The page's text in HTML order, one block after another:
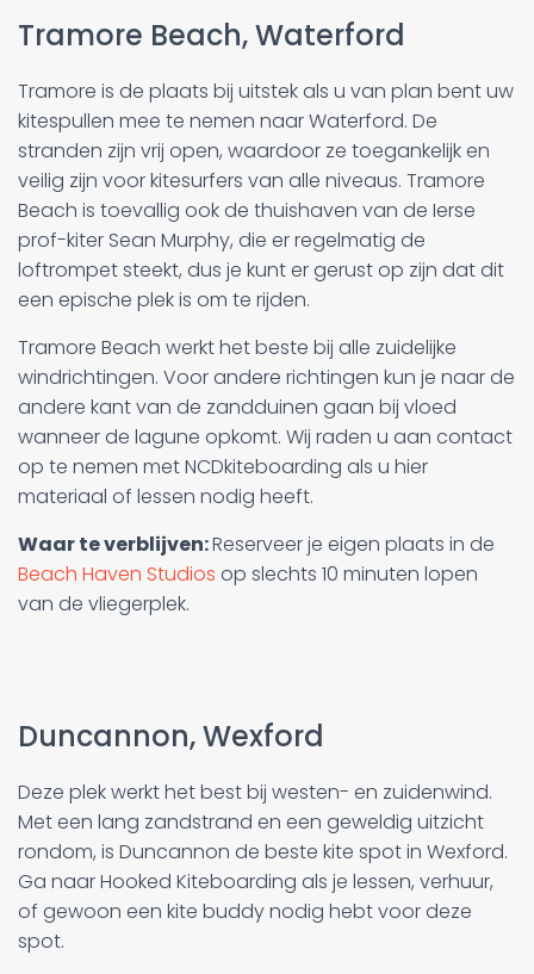
Tramore Beach, Waterford
Tramore is de plaats bij uitstek als u van plan bent uw
kitespullen mee te nemen naar Waterford. De
stranden zijn vrij open, waardoor ze toegankelijk en
veilig zijn voor kitesurfers van alle niveaus. Tramore
Beach is toevallig ook de thuishaven van de Ierse
prof-kiter Sean Murphy, die er regelmatig de
loftrompet steekt, dus je kunt er gerust op zijn dat dit
een epische plek is om te rijden.
Tramore Beach werkt het beste bij alle zuidelijke
windrichtingen. Voor andere richtingen kun je naar de
andere kant van de zandduinen gaan bij vloed
wanneer de lagune opkomt. Wij raden u aan contact
op te nemen met NCDkiteboarding als u hier
materiaal of lessen nodig heeft.
Waar te verblijven:Reserveer je eigen plaats in de
Beach Haven Studios op slechts 10 minuten lopen
van de vliegerplek.
Duncannon, Wexford
Deze plek werkt het best bij westen- en zuidenwind.
Met een lang zandstrand en een geweldig uitzicht
rondom, is Duncannon de beste kite spot in Wexford.
Ga naar Hooked Kiteboarding als je lessen, verhuur,
of gewoon een kite buddy nodig hebt voor deze
spot.